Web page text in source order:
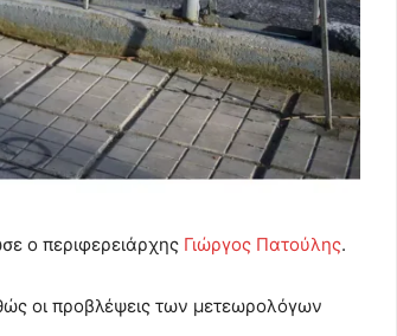
ο περιφερειάρχης Γιώργος Πατούλης.
οι προβλέψεις των μετεωρολόγων